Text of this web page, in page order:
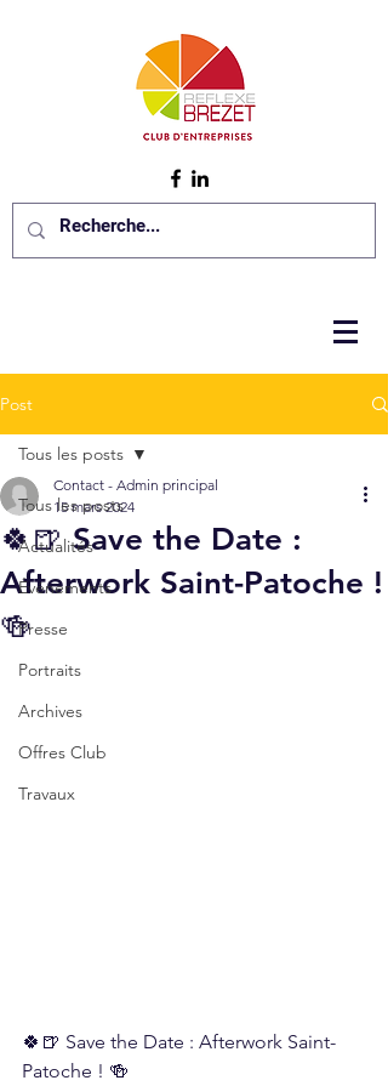
Post
Tous les posts
Actualités
Événements
Presse
Portraits
Archives
Offres Club
Travaux
Tous les posts
🍀🍺 Save the Date :
Afterwork Saint-Patoche !
🍻
Contact - Admin principal
15 mars 2024
🍀🍺 Save the Date : Afterwork Saint-
Patoche ! 🍻